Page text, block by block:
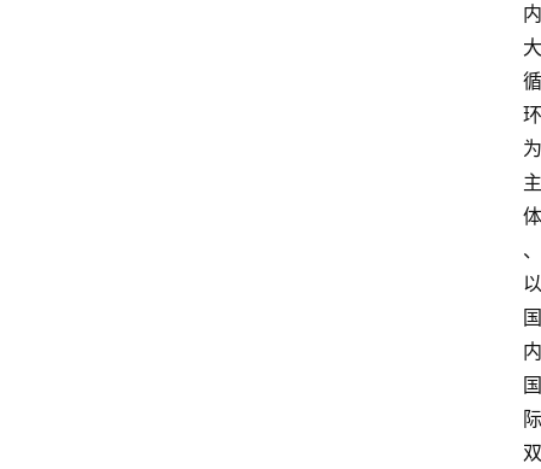
内
大
循
环
为
主
体
、
以
国
内
国
际
双